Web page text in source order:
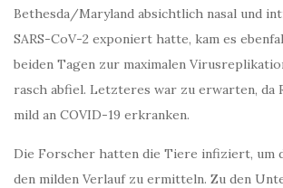
Bethesda/Maryland absichtlich nasal und
SARS-CoV-2 exponiert hatte, kam es
beiden Tagen zur maximalen
rasch abfiel. Letzteres war zu erwarten, da
mild an COVID-19 erkranken.
Die Forscher hatten die Tiere infiziert, um
den milden Verlauf zu ermitteln. Zu den